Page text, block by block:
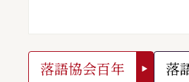
落語協会百年 落